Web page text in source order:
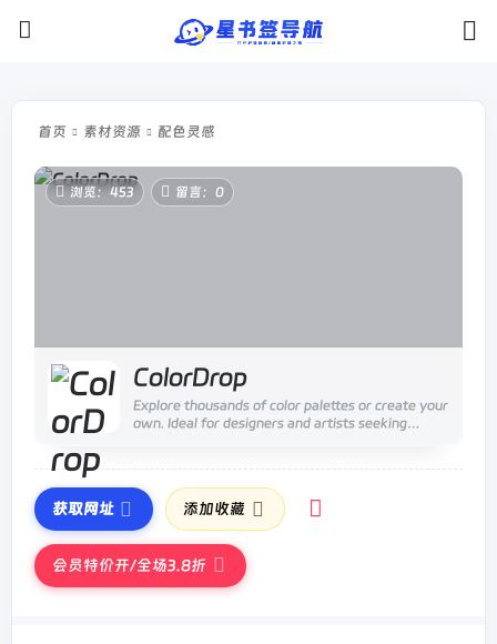
首页 素材资源 配色灵感
浏览：453 留言：0
ColorDrop
Explore thousands of color palettes or create your
own. Ideal for designers and artists seeking
获取网址 添加收藏
会员特价开/全场3.8折